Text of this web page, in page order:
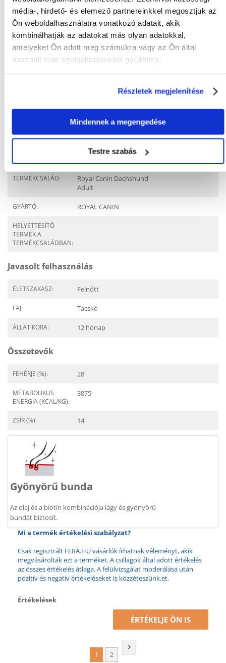
média-, hirdető- és elemező partnereinkkel megosztjuk az
Ön weboldalhasználatra vonatkozó adatait, akik
kombinálhatják az adatokat más olyan adatokkal,
amelyeket Ön adott meg számukra vagy az Ön által
használt más szolgáltatásokból gyűjtöttek.
Részletek megjelenítése
Mindennek a megengedése
Testre szabás
KÉRDEZZ TŐLÜNK!
Gyakori Kérdések (GYIK)
Tulajdonságok
TERMÉKCSALÁD:
Royal Canin Dachshund
Adult
GYÁRTÓ: ROYAL CANIN
HELYETTESÍTŐ
TERMÉK A
TERMÉKCSALÁDBAN:
Javasolt felhasználás
ÉLETSZAKASZ: Felnőtt
FAJ: Tacskó
ÁLLAT KORA: 12 hónap
Összetevők
FEHÉRJE (%): 28
METABOLIKUS
ENERGIA (KCAL/KG):
3875
ZSÍR (%): 14
Gyönyörű bunda
Az olaj és a biotin kombinációja lágy és gyönyörű
bundát biztosít.
Mi a termék értékelési szabályzat?
Csak regisztrált FERA.HU vásárlók írhatnak véleményt, akik
megvásárolták ezt a terméket. A csillagok által adott értékelés
az összes értékelés átlaga. A felülvizsgálat moderálása után
pozitív és negatív értékeléseket is közzéteszünk.et.
Értékelések
ÉRTÉKELJE ÖN IS
1 2